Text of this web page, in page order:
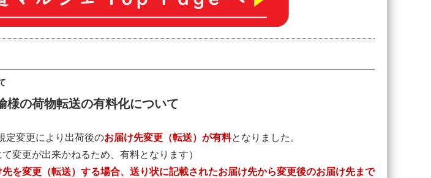
様の荷物転送の有料化について
定変更により出荷後のお届け先変更（転送）が有料となりました。
変更が出来かねるため、有料となります）
を変更（転送）する場合、送り状に記載されたお届け先から変更後のお届け先まで